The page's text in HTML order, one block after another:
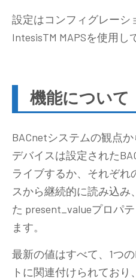
設定はコンフィグレーシ
IntesisTM MAPSを使用し
機能について
BACnetシステムの観点
デバイスは設定された
ライブするか、それぞれ
スから継続的に読み込み
た present_valueプロパ
ます。
最新の値はすべて、1つ
トに関連付けられてお